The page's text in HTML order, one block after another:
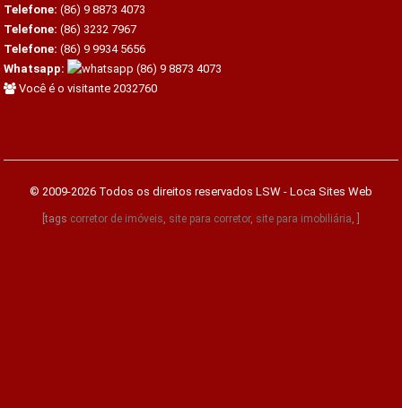
Telefone: (86) 9 8873 4073
Telefone: (86) 3232 7967
Telefone: (86) 9 9934 5656
Whatsapp:
(86) 9 8873 4073
Você é o visitante 2032760
© 2009-2026 Todos os direitos reservados LSW - Loca Sites Web
[tags corretor de imóveis, site para corretor, site para imobiliária, ]